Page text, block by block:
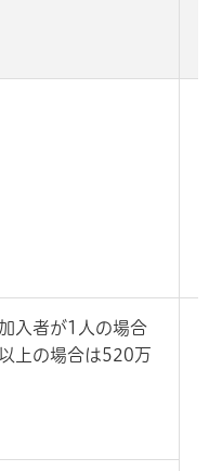
入者が1人の場合
上の場合は520万